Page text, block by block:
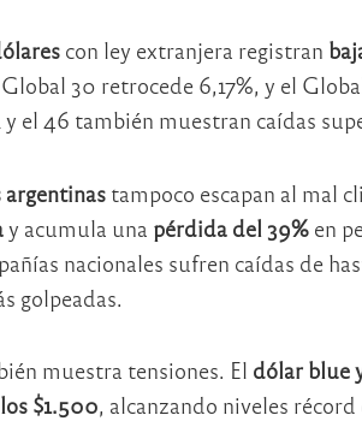
con ley extranjera registran
30 retrocede 6,17%, y el
el 46 también muestran caídas
argentinastampoco escapan al mal
y acumula una pérdida del 39%en
nacionales sufren caídas de
golpeadas.
muestra tensiones. El dólar blue
$1.500, alcanzando niveles